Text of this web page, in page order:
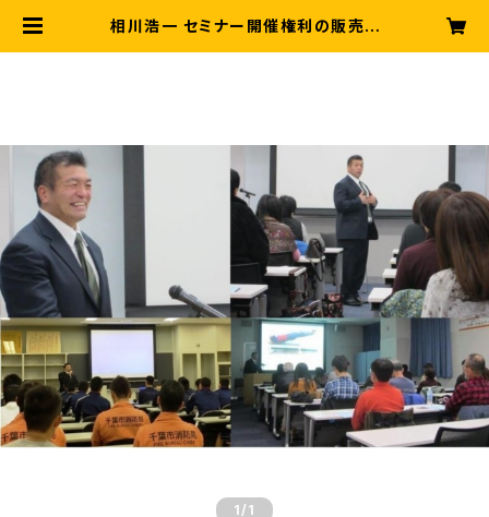
相川浩一 セミナー開催権利の販売 【
1 /1